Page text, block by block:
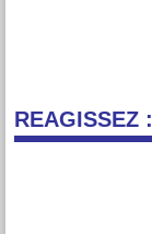
REAGISSEZ :